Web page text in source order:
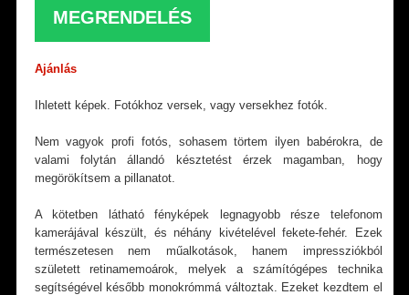
MEGRENDELÉS
Ajánlás
Ihletett képek. Fotókhoz versek, vagy versekhez fotók.
Nem vagyok profi fotós, sohasem törtem ilyen babérokra, de
valami folytán állandó késztetést érzek magamban, hogy
megörökítsem a pillanatot.
A kötetben látható fényképek legnagyobb része telefonom
kamerájával készült, és néhány kivételével fekete-fehér. Ezek
természetesen nem műalkotások, hanem impressziókból
született retinamemoárok, melyek a számítógépes technika
segítségével később monokrómmá változtak. Ezeket kezdtem el